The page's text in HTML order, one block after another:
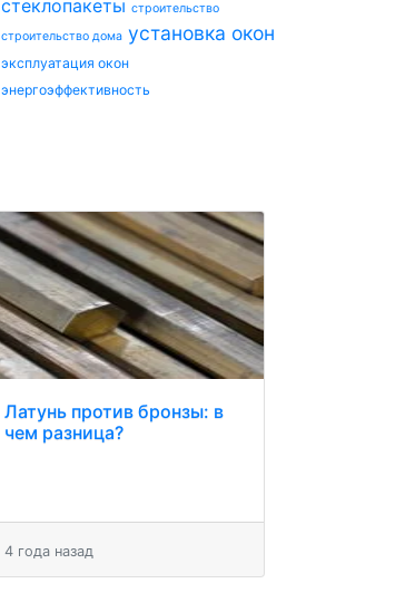
стеклопакеты строительство
строительство дома установка окон
эксплуатация окон
энергоэффективность
Латунь против бронзы: в
чем разница?
4 года назад